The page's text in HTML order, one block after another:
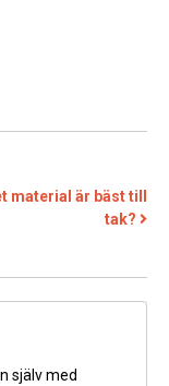
material är bäst till
tak?
själv med